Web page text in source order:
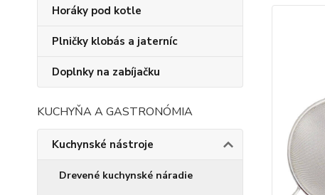
Horáky pod kotle
Plničky klobás a jaterníc
Doplnky na zabíjačku
KUCHYŇA A GASTRONÓMIA
Kuchynské nástroje
Drevené kuchynské náradie